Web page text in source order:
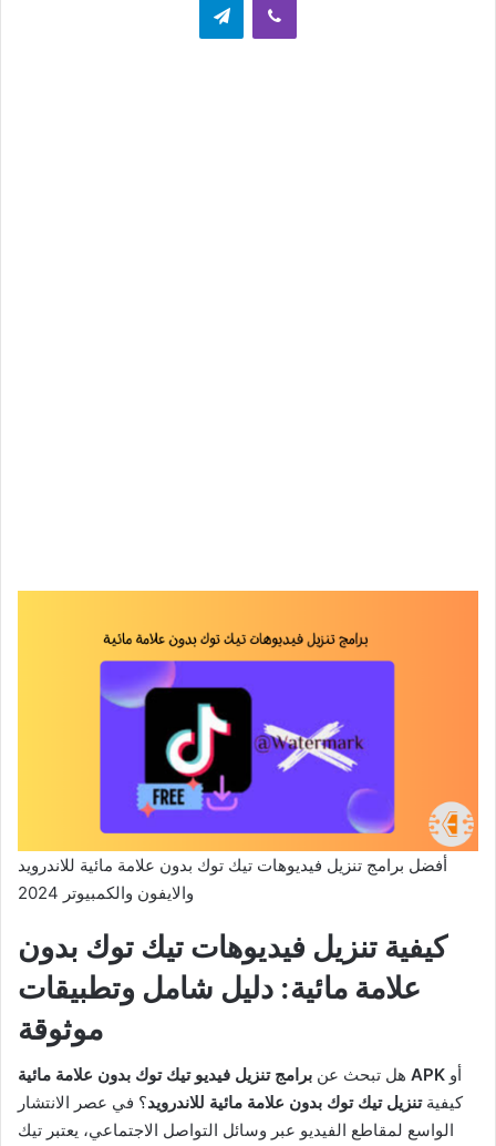
أفضل برامج تنزيل فيديوهات تيك توك بدون علامة مائية للاندرويد
والايفون والكمبيوتر 2024
كيفية تنزيل فيديوهات تيك توك بدون
علامة مائية: دليل شامل وتطبيقات
موثوقة
هل تبحث عن برامج تنزيل فيديو تيك توك بدون علامة مائية APK
كيفيةتنزيل تيك توك بدون علامة مائية للاندرويد؟ في عصر الانتشار
الواسع لمقاطع الفيديو عبر وسائل التواصل الاجتماعي، يعتبر تيك